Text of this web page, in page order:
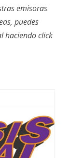
emisoras
puedes
haciendo click